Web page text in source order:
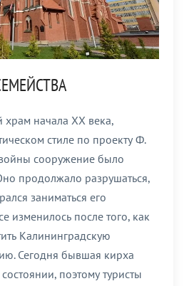
начала XX века,
стиле по проекту Ф.
сооружение было
продолжало разрушаться,
заниматься его
изменилось после того, как
Калининградскую
Сегодня бывшая кирха
поэтому туристы